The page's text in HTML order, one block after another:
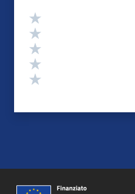
Valutazione